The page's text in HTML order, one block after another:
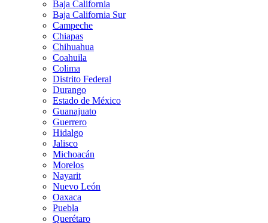
Baja California
Baja California Sur
Campeche
Chiapas
Chihuahua
Coahuila
Colima
Distrito Federal
Durango
Estado de México
Guanajuato
Guerrero
Hidalgo
Jalisco
Michoacán
Morelos
Nayarit
Nuevo León
Oaxaca
Puebla
Querétaro